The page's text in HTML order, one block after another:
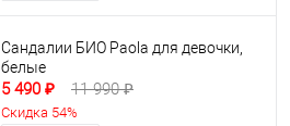
Сандалии БИО Paola для девочки,
белые
5 490 ₽ 11 990 ₽
Скидка 54%